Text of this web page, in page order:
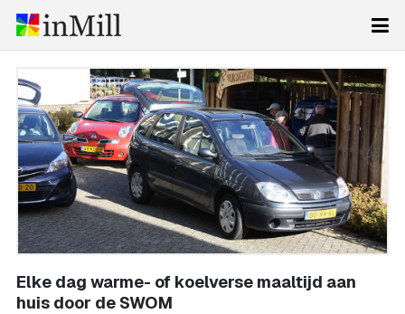
Elke dag warme- of koelverse maaltijd aan
huis door de SWOM